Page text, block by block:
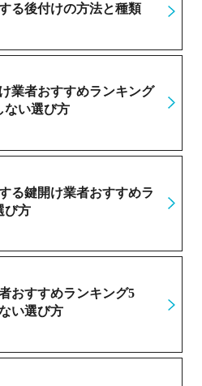
る後付けの方法と種類
業者おすすめランキング
ない選び方
る鍵開け業者おすすめラ
び方
おすすめランキング5
い選び方